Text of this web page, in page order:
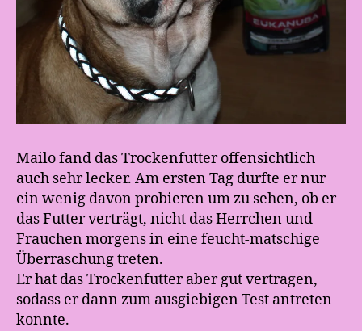
Mailo fand das Trockenfutter offensichtlich
auch sehr lecker. Am ersten Tag durfte er nur
ein wenig davon probieren um zu sehen, ob er
das Futter verträgt, nicht das Herrchen und
Frauchen morgens in eine feucht-matschige
Überraschung treten.
Er hat das Trockenfutter aber gut vertragen,
sodass er dann zum ausgiebigen Test antreten
konnte.